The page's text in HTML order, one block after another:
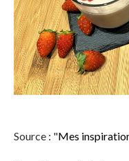
Source : "Mes